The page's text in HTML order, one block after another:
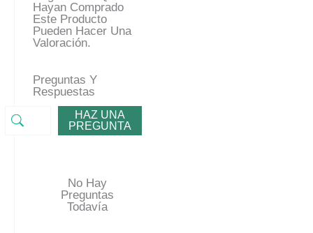
Hayan Comprado
Este Producto
Pueden Hacer Una
Valoración.
Preguntas Y
Respuestas
HAZ UNA
PREGUNTA
No Hay
Preguntas
Todavía